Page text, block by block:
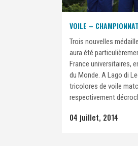
VOILE –
Trois nouvelles
aura été
France universitaires,
du Monde. A Lago di
tricolores de voile
respectivement
04 juillet, 2014